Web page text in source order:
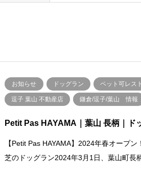
お知らせ ドッグラン ペット可レス
逗子 葉山 不動産店 鎌倉/逗子/葉山 情報
Petit Pas HAYAMA｜葉山 長柄｜ド
【Petit Pas HAYAMA】2024年春オープ
芝のドッグラン2024年3月1日、葉山町長